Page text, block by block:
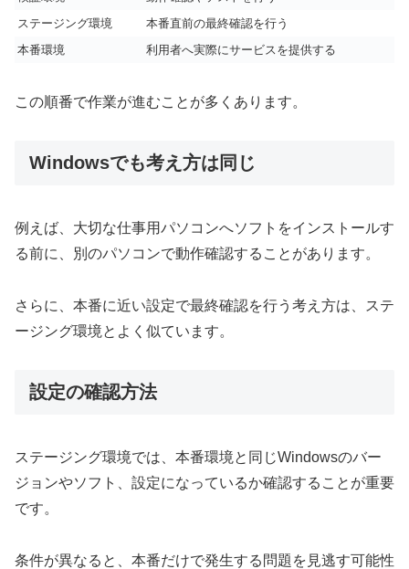
ステージング環境
本番直前の最終確認を行う
本番環境
利用者へ実際にサービスを提供する
この順番で作業が進むことが多くあります。
Windowsでも考え方は同じ
例えば、大切な仕事用パソコンへソフトをインストールす
る前に、別のパソコンで動作確認することがあります。
さらに、本番に近い設定で最終確認を行う考え方は、ステ
ージング環境とよく似ています。
設定の確認方法
ステージング環境では、本番環境と同じWindowsのバー
ジョンやソフト、設定になっているか確認することが重要
です。
条件が異なると、本番だけで発生する問題を見逃す可能性